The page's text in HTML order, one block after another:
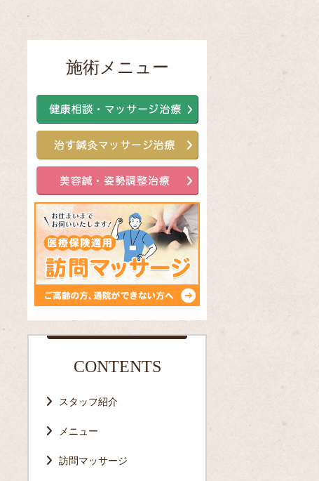
施術メニュー
CONTENTS
スタッフ紹介
メニュー
訪問マッサージ